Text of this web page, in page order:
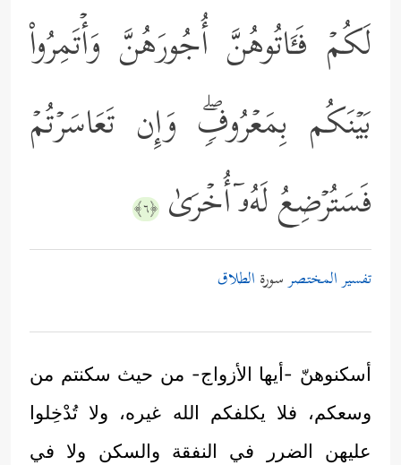
لَكُمۡ فَـَٔاتُوهُنَّ أُجُورَهُنَّ وَأۡتَمِرُواْ
بَیۡنَكُم بِمَعۡرُوفࣲۖ وَإِن تَعَاسَرۡتُمۡ
فَسَتُرۡضِعُ لَهُۥۤ أُخۡرَىٰ ﴿٦﴾
تفسير المختصرسورة الطلاق
أسكنوهنّ -أيها الأزواج- من حيث سكنتم من
وسعكم، فلا يكلفكم الله غيره، ولا تُدْخِلوا
عليهن الضرر في النفقة والسكن ولا في